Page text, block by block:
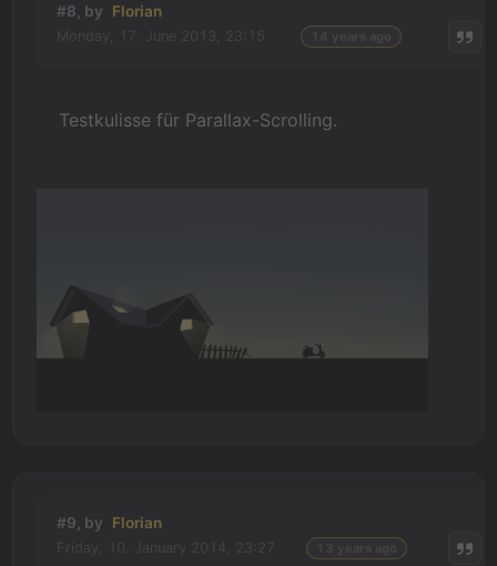
#8, by Florian
Testkulisse für Parallax-Scrolling.
#9, by Florian